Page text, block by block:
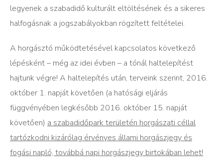
legyenek a szabadidő kulturált eltöltésének és a sikeres
halfogásnak a jogszabályokban rögzített feltételei.
A horgásztó működtetésével kapcsolatos következő
lépésként – még az idei évben – a tónál haltelepítést
hajtunk végre! A haltelepítés után, terveink szerint, 2016.
október 1. napját követően (a hatósági eljárás
függvényében legkésőbb 2016. október 15. napját
követően) a szabadidőpark területén horgászati céllal
tartózkodni kizárólag érvényes állami horgászjegy és
fogási napló, továbbá napi horgászjegy birtokában lehet!